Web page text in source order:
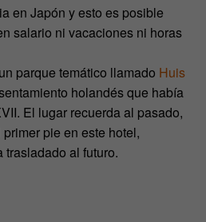
en Japón y esto es posible
salario ni vacaciones ni horas
parque temático llamado Huis
holandés que había
El lugar recuerda al pasado,
pie en este hotel,
trasladado al futuro.